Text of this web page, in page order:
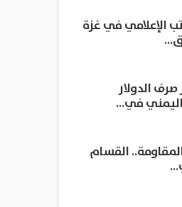
الإعلامي في غزة
الدولار
اليمني في…
القسام